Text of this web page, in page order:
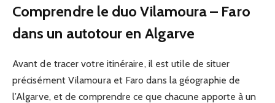
Comprendre le duo Vilamoura – Faro
dans un autotour en Algarve
Avant de tracer votre itinéraire, il est utile de situer
précisément Vilamoura et Faro dans la géographie de
l’Algarve, et de comprendre ce que chacune apporte à un